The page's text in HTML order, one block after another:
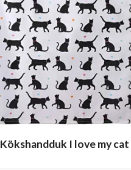
Kökshandduk I love my cat